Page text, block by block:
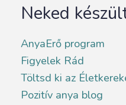
Neked
AnyaErő program
Figyelek Rád
Töltsd ki az
Pozitív anya blog